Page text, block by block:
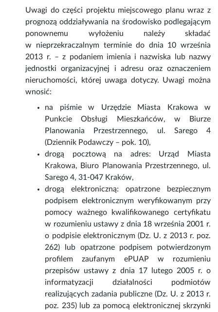
Uwagi do części projektu miejscowego planu wraz z
prognozą oddziaływania na środowisko podlegającym
ponownemu wyłożeniu należy składać
w nieprzekraczalnym terminie do dnia 10 września
2013 r. – z podaniem imienia i nazwiska lub nazwy
jednostki organizacyjnej i adresu oraz oznaczeniem
nieruchomości, której uwaga dotyczy. Uwagi można
wnosić:
na piśmie w Urzędzie Miasta Krakowa w
Punkcie Obsługi Mieszkańców, w Biurze
Planowania Przestrzennego, ul. Sarego 4
(Dziennik Podawczy – pok. 10),
drogą pocztową na adres: Urząd Miasta
Krakowa, Biuro Planowania Przestrzennego, ul.
Sarego 4, 31-047 Kraków,
drogą elektroniczną: opatrzone bezpiecznym
podpisem elektronicznym weryfikowanym przy
pomocy ważnego kwalifikowanego certyfikatu
w rozumieniu ustawy z dnia 18 września 2001 r.
o podpisie elektronicznym (Dz. U. z 2013 r. poz.
262) lub opatrzone podpisem potwierdzonym
profilem zaufanym ePUAP w rozumieniu
przepisów ustawy z dnia 17 lutego 2005 r. o
informatyzacji działalności podmiotów
realizujących zadania publiczne (Dz. U. z 2013 r.
poz. 235) lub za pomocą elektronicznej skrzynki